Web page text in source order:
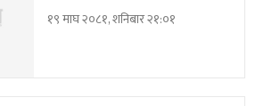
१९ माघ २०८१, शनिबार २१:०१